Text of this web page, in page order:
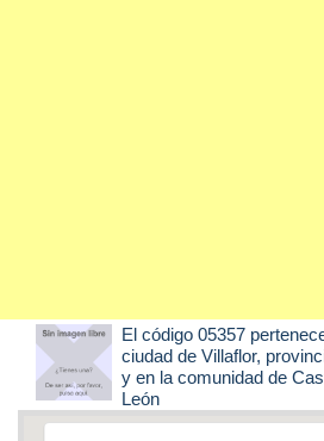
El código 05357
ciudad de Villaflor,
y en la comunidad de
León